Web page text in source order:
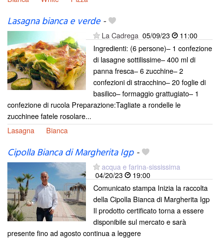
Lasagna bianca e verde-
La Cadrega 05/09/23
11:00
Ingredienti: (6 persone)– 1 confezione
di lasagne sottilissime– 400 ml di
panna fresca– 6 zucchine– 2
confezioni di stracchino– 20 foglie di
basilico– formaggio grattugiato– 1
confezione di rucola Preparazione:Tagliate a rondelle le
zucchinee fatele rosolare...
Lasagna
Bianca
Cipolla Bianca di Margherita Igp-
acqua e farina-sississima
04/20/23
19:00
Comunicato stampa Inizia la raccolta
della Cipolla Bianca di Margherita Igp
Il prodotto certificato torna a essere
disponibile sul mercato e sarà
presente fino ad agosto continua a leggere